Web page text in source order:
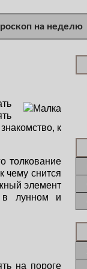
на неделю
к
толкование
чему снится
элемент
в лунном и
на пороге